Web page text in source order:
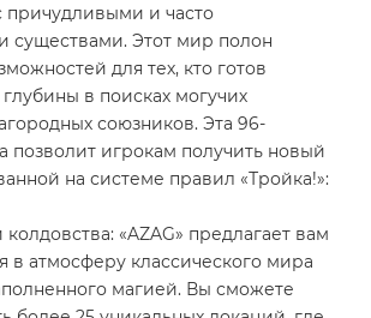
причудливыми и часто
существами. Этот мир полон
для тех, кто готов
в поисках могучих
союзников. Эта 96-
позволит игрокам получить новый
на системе правил «Тройка!»:
«AZAG» предлагает вам
в атмосферу классического мира
магией. Вы сможете